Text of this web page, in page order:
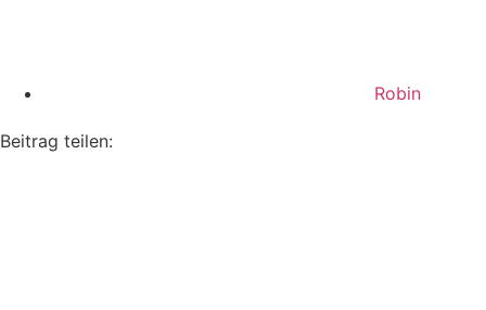
Robin
Beitrag teilen: